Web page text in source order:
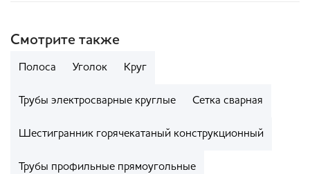
Смотрите также
Полоса Уголок Круг
Трубы электросварные круглые Сетка сварная
Шестигранник горячекатаный конструкционный
Трубы профильные прямоугольные